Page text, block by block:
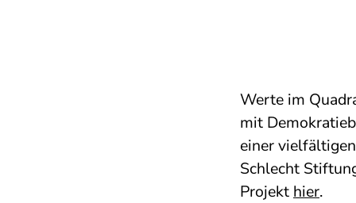
Werte im
mit
einer
Schlecht
Projekt hier.